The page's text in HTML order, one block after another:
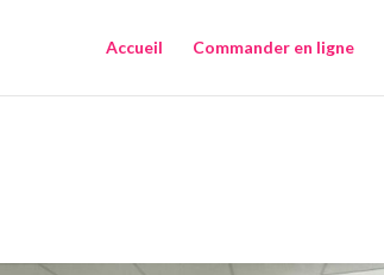
Accueil Commander en ligne